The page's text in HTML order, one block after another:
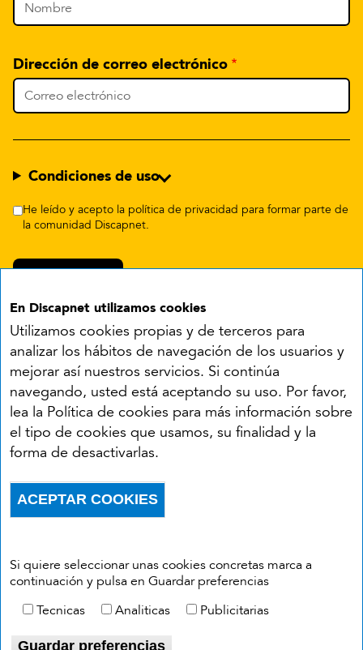
En Discapnet utilizamos cookies
Utilizamos cookies propias y de terceros para
analizar los hábitos de navegación de los usuarios y
mejorar así nuestros servicios. Si continúa
navegando, usted está aceptando su uso. Por favor,
lea la Política de cookies para más información sobre
el tipo de cookies que usamos, su finalidad y la
forma de desactivarlas.
Si quiere seleccionar unas cookies concretas marca a
continuación y pulsa en Guardar preferencias
Tecnicas
Analiticas Publicitarias
Guardar preferencias
ACEPTAR COOKIES
Dirección de correo electrónico
Condiciones de uso
He leído y acepto la política de privacidad para formar parte de
la comunidad Discapnet.
Síguenos en:
YouTube
Menú del pie
AccesibilidadAviso legal
Política de privacidad